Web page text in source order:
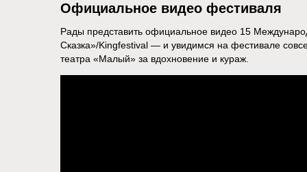
Официальное видео фестиваля
Рады представить официальное видео 15
Сказка»/Kingfestival — и увидимся на фестивале
театра «Малый» за вдохновение и кураж.